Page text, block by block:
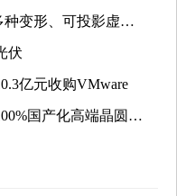
苹果二合一iPad专利获批：支持多种变形、可投影虚拟键盘
伏
亿元收购VMware
华工科技造出我国首台核心部件100%国产化高端晶圆激光切割设备